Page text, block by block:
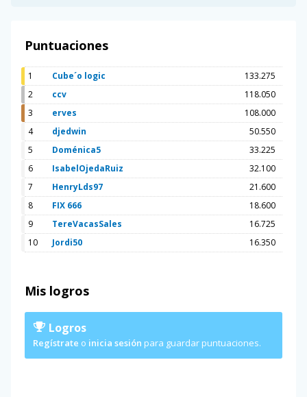
Puntuaciones
1 Cube´o logic
133.275
2
ccv
118.050
3
erves
108.000
4
djedwin
50.550
5
Doménica5
33.225
6
IsabelOjedaRuiz
32.100
7
HenryLds97
21.600
8
FIX 666
18.600
9
TereVacasSales
16.725
10
Jordi50 16.350
Mis logros
Logros
Regístrate o inicia sesión para guardar puntuaciones.